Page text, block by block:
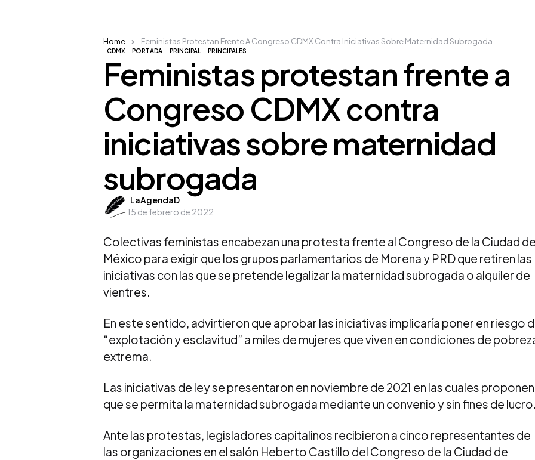
CDMX PORTADA PRINCIPAL PRINCIPALES
Feministas protestan frente a
Congreso CDMX contra
iniciativas sobre maternidad
subrogada
Posted
by
LaAgendaD
15 de febrero de 2022
Home Feministas Protestan Frente A Congreso CDMX Contra Iniciativas Sobre Maternidad Subrogada
Colectivas feministas encabezan una protesta frente al Congreso de la Ciudad de
México para exigir que los grupos parlamentarios de Morena y PRD que retiren las
iniciativas con las que se pretende legalizar la maternidad subrogada o alquiler de
vientres.
En este sentido, advirtieron que aprobar las iniciativas implicaría poner en riesgo
“explotación y esclavitud” a miles de mujeres que viven en condiciones de
extrema.
Las iniciativas de ley se presentaron en noviembre de 2021 en las cuales proponen
que se permita la maternidad subrogada mediante un convenio y sin fines de lucro.
Ante las protestas, legisladores capitalinos recibieron a cinco representantes de
las organizaciones en el salón Heberto Castillo del Congreso de la Ciudad de